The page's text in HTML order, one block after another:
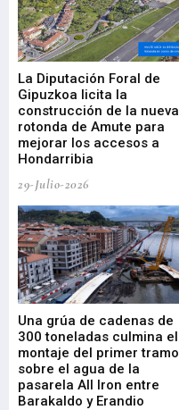
La Diputación Foral de
Gipuzkoa licita la
construcción de la nueva
rotonda de Amute para
mejorar los accesos a
Hondarribia
29-Julio-2026
Una grúa de cadenas de
300 toneladas culmina el
montaje del primer tramo
sobre el agua de la
pasarela All Iron entre
Barakaldo y Erandio